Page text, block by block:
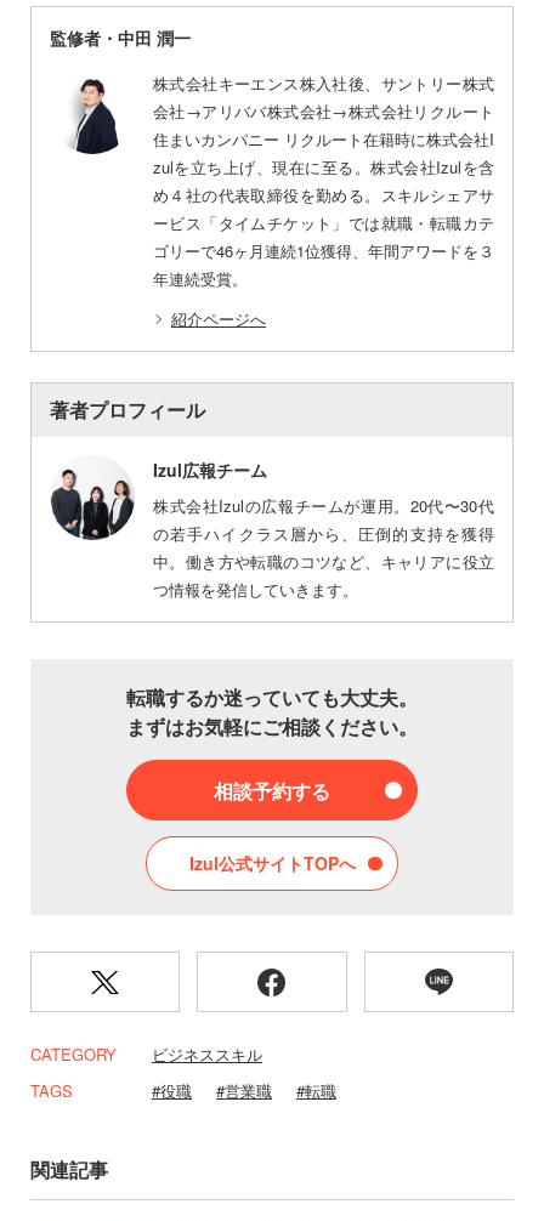
監修者・中田 潤一
株式会社キーエンス株入社後、サントリー株式
会社→アリババ株式会社→株式会社リクルート
住まいカンパニー リクルート在籍時に株式会社I
zulを立ち上げ、現在に至る。株式会社Izulを含
め４社の代表取締役を勤める。スキルシェアサ
ービス「タイムチケット」では就職・転職カテ
ゴリーで46ヶ月連続1位獲得、年間アワードを３
年連続受賞。
紹介ページへ
著者プロフィール
Izul広報チーム
株式会社Izulの広報チームが運用。20代〜30代
の若手ハイクラス層から、圧倒的支持を獲得
中。働き方や転職のコツなど、キャリアに役立
つ情報を発信していきます。
転職するか迷っていても大丈夫。
まずはお気軽にご相談ください。
相談予約する
Izul公式サイトTOPへ
CATEGORY
ビジネススキル
TAGS
役職 営業職 転職
関連記事